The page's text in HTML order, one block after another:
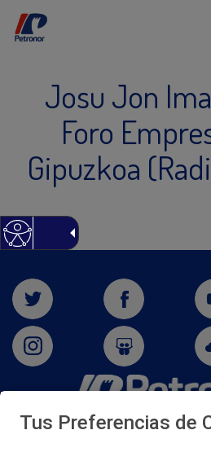
Josu Jon
Foro
Gipuzkoa
San Martín 5-Edificio
Tus Preferencias de